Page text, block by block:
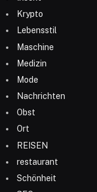
Krypto
Lebensstil
Maschine
Medizin
Mode
Nachrichten
Obst
Ort
REISEN
restaurant
Schönheit